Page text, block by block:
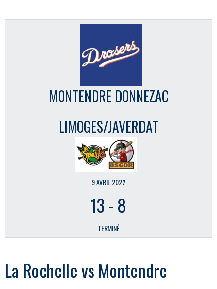
MONTENDRE DONNEZAC
LIMOGES/JAVERDAT
9 AVRIL 2022
13- 8
TERMINÉ
La Rochelle vs Montendre